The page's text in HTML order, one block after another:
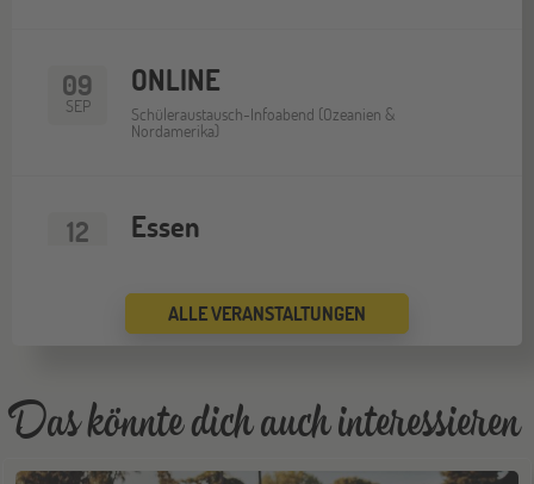
09
SEP
ONLINE
Schüleraustausch-Infoabend (Ozeanien &
Nordamerika)
12 Essen
ALLE VERANSTALTUNGEN
Das könnte dich auch interessieren